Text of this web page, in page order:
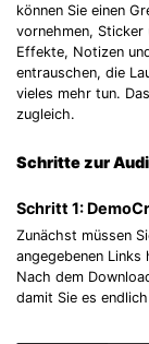
können Sie einen
vornehmen, Sticker
Effekte, Notizen
entrauschen, die
vieles mehr tun.
zugleich.
Schritte zur
Schritt 1:
Zunächst müssen
angegebenen Links
Nach dem
damit Sie es